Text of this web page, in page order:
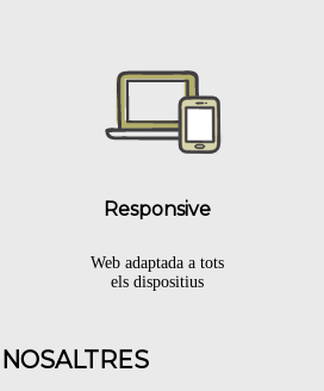
Responsive
Web adaptada a tots
els dispositius
NOSALTRES